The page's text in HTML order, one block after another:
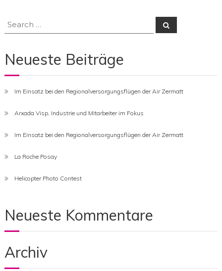
Search
for:
Search
Neueste Beiträge
Im Einsatz bei den Regionalversorgungsflügen der Air Zermatt
Arxada Visp, Industrie und Mitarbeiter im Fokus
Im Einsatz bei den Regionalversorgungsflügen der Air Zermatt
La Roche Posay
Helicopter Photo Contest
Neueste Kommentare
Archiv